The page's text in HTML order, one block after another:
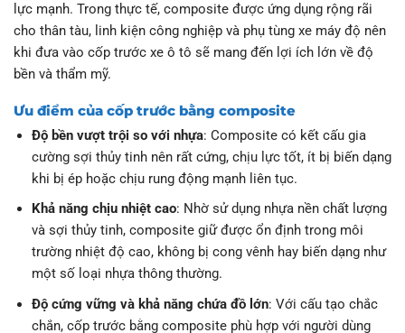
lực mạnh. Trong thực tế, composite được ứng dụng rộng rãi
cho thân tàu, linh kiện công nghiệp và phụ tùng xe máy độ nên
khi đưa vào cốp trước xe ô tô sẽ mang đến lợi ích lớn về độ
bền và thẩm mỹ.
Ưu điểm của cốp trước bằng composite
Độ bền vượt trội so với nhựa: Composite có kết cấu gia
cường sợi thủy tinh nên rất cứng, chịu lực tốt, ít bị biến dạng
khi bị ép hoặc chịu rung động mạnh liên tục.
Khả năng chịu nhiệt cao: Nhờ sử dụng nhựa nền chất lượng
và sợi thủy tinh, composite giữ được ổn định trong môi
trường nhiệt độ cao, không bị cong vênh hay biến dạng như
một số loại nhựa thông thường.
Độ cứng vững và khả năng chứa đồ lớn: Với cấu tạo chắc
chắn, cốp trước bằng composite phù hợp với người dùng